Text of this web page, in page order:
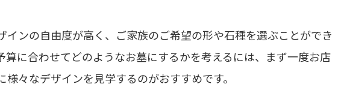
インの自由度が高く、ご家族のご希望の形や石種を選ぶことができ
算に合わせてどのようなお墓にするかを考えるには、まず一度お店
様々なデザインを見学するのがおすすめです。